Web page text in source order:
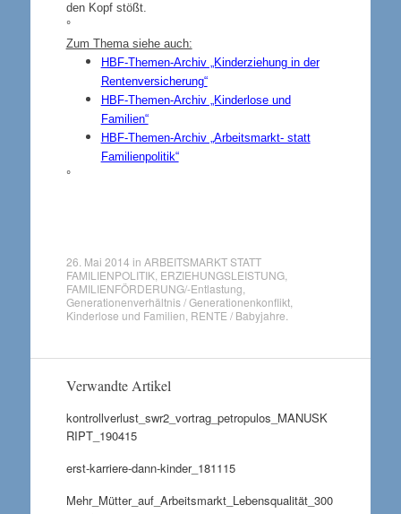
den Kopf stößt.
°
Zum Thema siehe auch:
HBF-Themen-Archiv „Kinderziehung in der
Rentenversicherung“
HBF-Themen-Archiv „Kinderlose und
Familien“
HBF-Themen-Archiv „Arbeitsmarkt- statt
Familienpolitik“
°
26. Mai 2014 in ARBEITSMARKT STATT
FAMILIENPOLITIK, ERZIEHUNGSLEISTUNG,
FAMILIENFÖRDERUNG/-Entlastung
Generationenverhältnis / Generationenkonflikt,
Kinderlose und Familien RENTE / Babyjahre
Verwandte Artikel
kontrollverlust_swr2_vortrag_petropulos_MANUSK
RIPT_190415
erst-karriere-dann-kinder_181115
Mehr_Mütter_auf_Arbeitsmarkt_Lebensqualität_300